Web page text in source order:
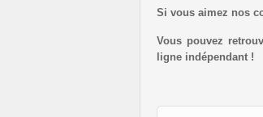
Si vous aimez nos
Vous pouvez
ligne indépendant !